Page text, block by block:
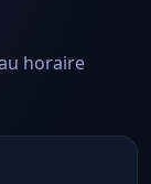
horaire